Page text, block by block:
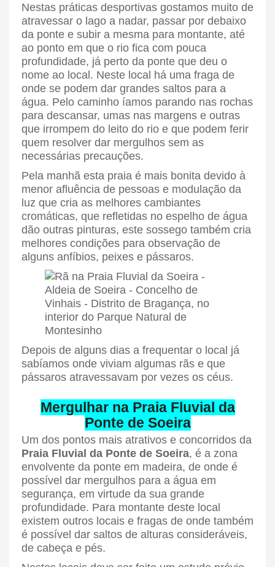
Nestas práticas desportivas gostamos muito de
atravessar o lago a nadar, passar por debaixo
da ponte e subir a mesma para montante, até
ao ponto em que o rio fica com pouca
profundidade, já perto da ponte que deu o
nome ao local. Neste local há uma fraga de
onde se podem dar grandes saltos para a
água. Pelo caminho íamos parando nas rochas
para descansar, umas nas margens e outras
que irrompem do leito do rio e que podem ferir
quem resolver dar mergulhos sem as
necessárias precauções.
Pela manhã esta praia é mais bonita devido à
menor afluência de pessoas e modulação da
luz que cria as melhores cambiantes
cromáticas, que refletidas no espelho de água
dão outras pinturas, este sossego também cria
melhores condições para observação de
alguns anfíbios, peixes e pássaros.
Depois de alguns dias a frequentar o local já
sabíamos onde viviam algumas rãs e que
pássaros atravessavam por vezes os céus.
Mergulhar na Praia Fluvial da
Ponte de Soeira
Um dos pontos mais atrativos e concorridos da
Praia Fluvial da Ponte de Soeira, é a zona
envolvente da ponte em madeira, de onde é
possível dar mergulhos para a água em
segurança, em virtude da sua grande
profundidade. Para montante deste local
existem outros locais e fragas de onde também
é possível dar saltos de alturas consideráveis,
de cabeça e pés.